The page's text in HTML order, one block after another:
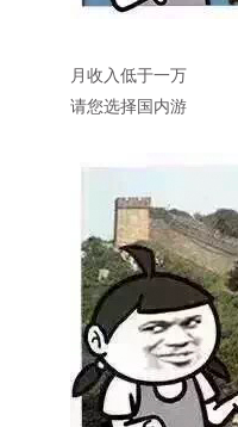
月收入低于一万
请您选择国内游